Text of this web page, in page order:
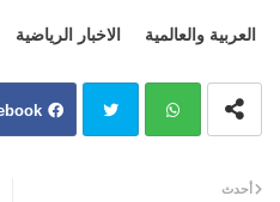
الاخبار الرياضية العربية والعالمية
أحدث